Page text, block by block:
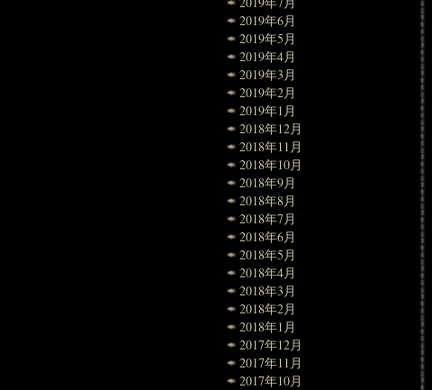
2019年6月
2019年5月
2019年4月
2019年3月
2019年2月
2019年1月
2018年12月
2018年11月
2018年10月
2018年9月
2018年8月
2018年7月
2018年6月
2018年5月
2018年4月
2018年3月
2018年2月
2018年1月
2017年12月
2017年11月
2017年10月